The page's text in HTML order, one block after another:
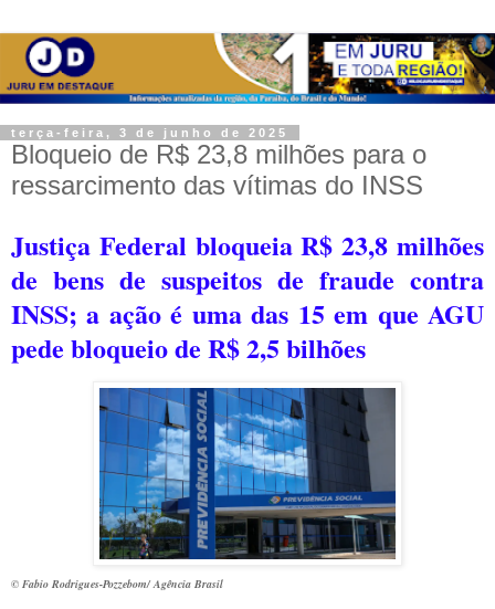
terça-feira, 3 de junho de 2025
Bloqueio de R$ 23,8 milhões para o
ressarcimento das vítimas do INSS
Justiça Federal bloqueia R$ 23,8 milhões
de bens de suspeitos de fraude contra
INSS; a ação é uma das 15 em que AGU
pede bloqueio de R$ 2,5 bilhões
© Fabio Rodrigues-Pozzebom/ Agência Brasil